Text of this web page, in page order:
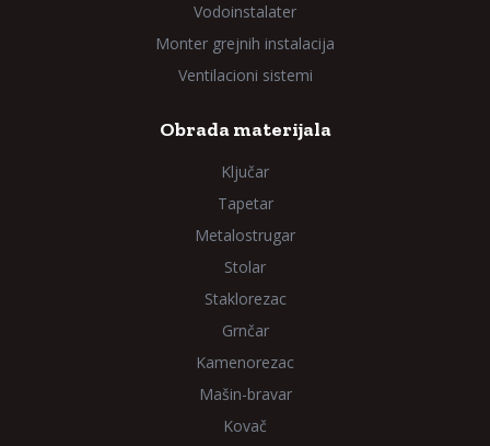
Vodoinstalater
Monter grejnih instalacija
Ventilacioni sistemi
Obrada materijala
Ključar
Tapetar
Metalostrugar
Stolar
Staklorezac
Grnčar
Kamenorezac
Mašin-bravar
Kovač